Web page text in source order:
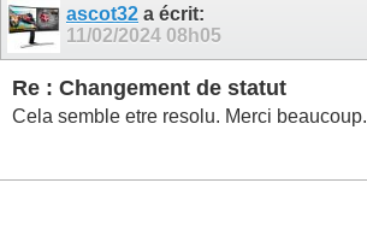
ascot32 a écrit:
11/02/2024 08h05
Re : Changement de statut
Cela semble etre resolu. Merci beaucoup.